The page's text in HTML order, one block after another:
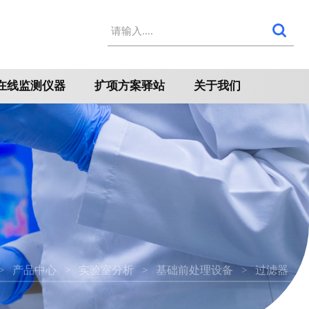
线监测仪器 扩项方案驿站 关于我们
产品中心 > 实验室分析 > 基础前处理设备 > 过滤器